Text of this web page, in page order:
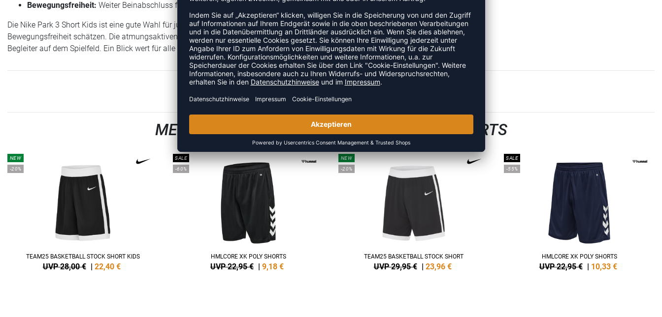
Bewegungsfreiheit: Weiter Beinabschluss für uneingeschränkte Bewegungen.
Die Nike Park 3 Short Kids ist eine gute Wahl für junge Sportler, die beim Training oder im Match Komfort und
Bewegungsfreiheit schätzen. Die atmungsaktiven Eigenschaften und der bequeme Sitz machen sie zu einem verlässlichen
Begleiter auf dem Spielfeld. Ein Blick wert für alle aktiven Kids!
ZULETZT ANGESEHEN
MEHR AUS DER KATEGORIE BASKETBALLSHORTS
NEW
-20%
TEAM25 BASKETBALL STOCK SHORT KIDS
UVP 28,00 € | 22,40 €
SALE
-60%
HMLCORE XK POLY SHORTS
UVP 22,95 € | 9,18 €
NEW
-20%
TEAM25 BASKETBALL STOCK SHORT
UVP 29,95 € | 23,96 €
SALE
-55%
HMLCORE XK POLY SHORTS
UVP 22,95 € | 10,33 €